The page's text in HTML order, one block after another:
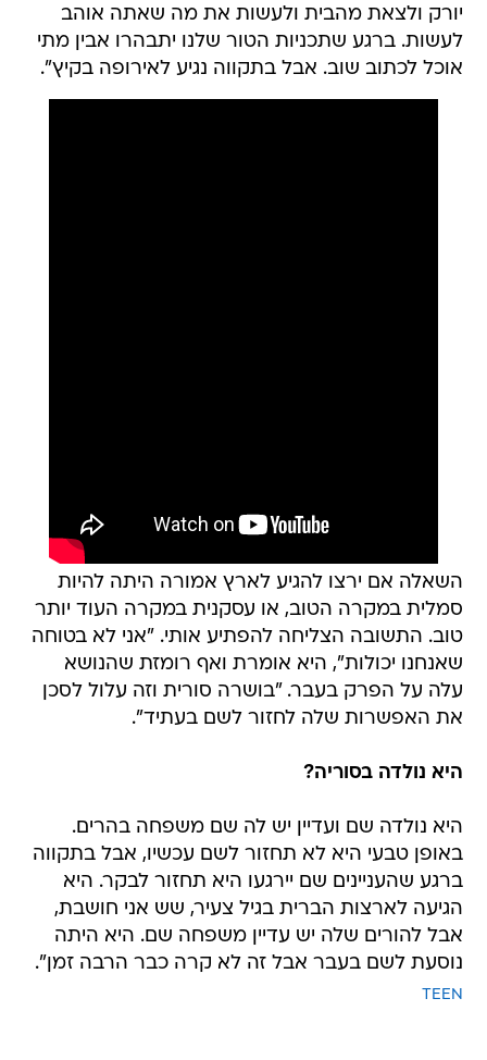
יורק ולצאת מהבית ולעשות את מה שאתה אוהב
לעשות. ברגע שתכניות הטור שלנו יתבהרו אבין מתי
אוכל לכתוב שוב. אבל בתקווה נגיע לאירופה בקיץ".
השאלה אם ירצו להגיע לארץ אמורה היתה להיות
סמלית במקרה הטוב, או עסקנית במקרה העוד יותר
טוב. התשובה הצליחה להפתיע אותי. "אני לא בטוחה
שאנחנו יכולות", היא אומרת ואף רומזת שהנושא
עלה על הפרק בעבר. "בושרה סורית וזה עלול לסכן
את האפשרות שלה לחזור לשם בעתיד".
היא נולדה בסוריה?
היא נולדה שם ועדיין יש לה שם משפחה בהרים.
באופן טבעי היא לא תחזור לשם עכשיו, אבל בתקווה
ברגע שהעניינים שם יירגעו היא תחזור לבקר. היא
הגיעה לארצות הברית בגיל צעיר, שש אני חושבת,
אבל להורים שלה יש עדיין משפחה שם. היא היתה
נוסעת לשם בעבר אבל זה לא קרה כבר הרבה זמן".
TEEN